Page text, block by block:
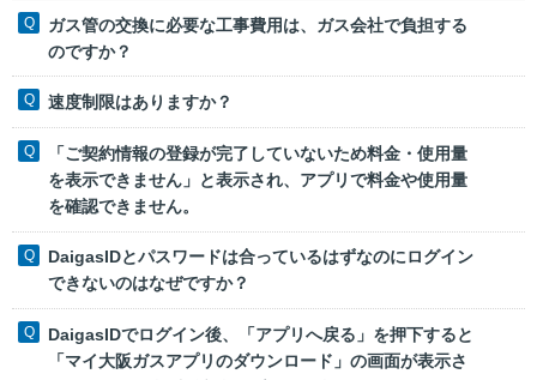
ガス管の交換に必要な工事費用は、ガス会社で負担する
のですか？
速度制限はありますか？
「ご契約情報の登録が完了していないため料金・使用量
を表示できません」と表示され、アプリで料金や使用量
を確認できません。
DaigasIDとパスワードは合っているはずなのにログイン
できないのはなぜですか？
DaigasIDでログイン後、「アプリへ戻る」を押下すると
「マイ大阪ガスアプリのダウンロード」の画面が表示さ